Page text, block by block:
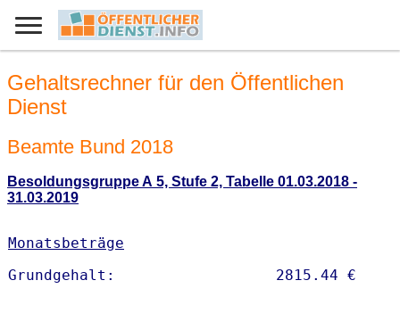
Gehaltsrechner für den Öffentlichen
Dienst
Beamte Bund 2018
Besoldungsgruppe A 5, Stufe 2, Tabelle 01.03.2018 -
31.03.2019
Monatsbeträge